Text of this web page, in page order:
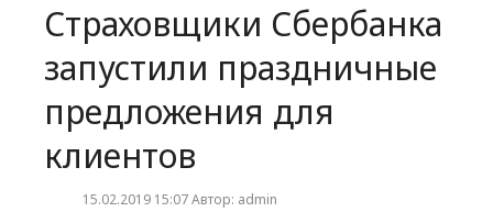
Происшествия
Страховщики Сбербанка
запустили праздничные
предложения для
клиентов
15.02.2019 15:07 Автор: admin